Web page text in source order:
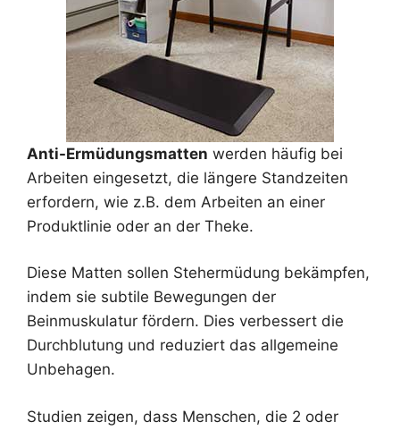
Anti-Ermüdungsmatten werden häufig bei
Arbeiten eingesetzt, die längere Standzeiten
erfordern, wie z.B. dem Arbeiten an einer
Produktlinie oder an der Theke.
Diese Matten sollen Stehermüdung bekämpfen,
indem sie subtile Bewegungen der
Beinmuskulatur fördern. Dies verbessert die
Durchblutung und reduziert das allgemeine
Unbehagen.
Studien zeigen, dass Menschen, die 2 oder